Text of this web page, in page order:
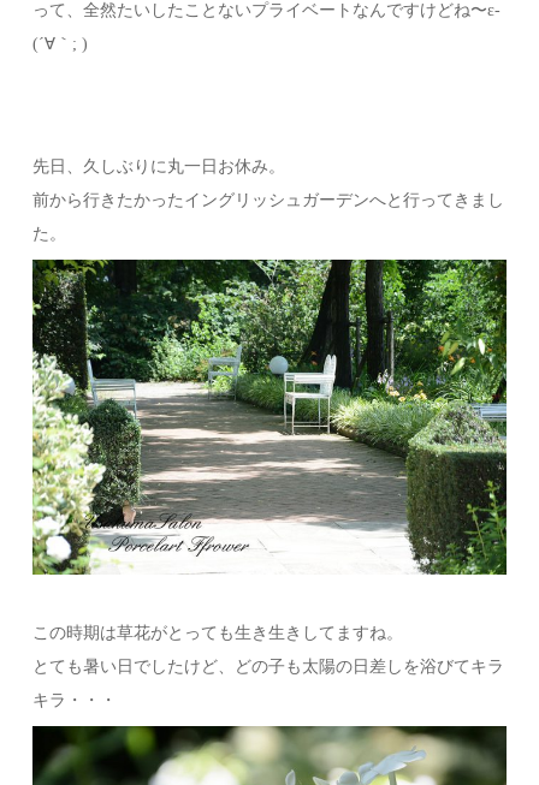
って、全然たいしたことないプライベートなんですけどね〜ε-
(´∀｀; )
先日、久しぶりに丸一日お休み。
前から行きたかったイングリッシュガーデンへと行ってきまし
た。
この時期は草花がとっても生き生きしてますね。
とても暑い日でしたけど、どの子も太陽の日差しを浴びてキラ
キラ・・・